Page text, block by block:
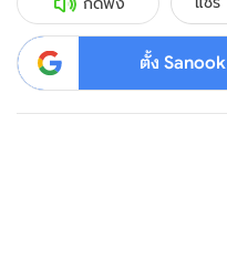
ตั้ง